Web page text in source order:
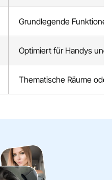
Grundlegende
Optimiert für Handys und
Thematische Räume oder